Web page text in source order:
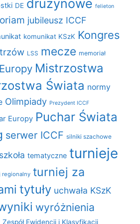
DE drużynowe felieton
jubileusz ICCF
komunikat KSzK Kongres
LSS mecze memoriał
Mistrzostwa
Świata normy
Olimpiady Prezydent ICCF
Europy Puchar Świata
serwer ICCF silniki szachowe
szkoła tematyczne turnieje
regionalny turniej za
tytuły uchwała KSzK
wyróżnienia
Zespół Ewidencji i Klasyfikacji